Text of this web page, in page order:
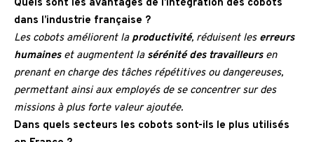
Quels sont les avantages de l’intégration des cobots
dans l’industrie française ?
Les cobots améliorent laproductivité, réduisent les erreurs
humaineset augmentent la sérénité des travailleursen
prenant en charge des tâches répétitives ou dangereuses,
permettant ainsi aux employés de se concentrer sur des
missions à plus forte valeur ajoutée.
Dans quels secteurs les cobots sont-ils le plus utilisés